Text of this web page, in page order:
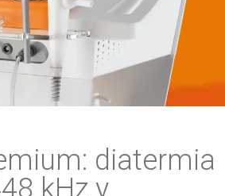
diatermia
kHz y